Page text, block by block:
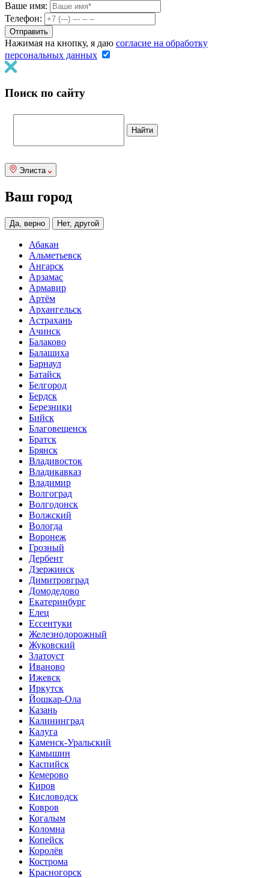
Ваше имя:
Телефон:
Нажимая на кнопку, я даю согласие на обработку
персональных данных
Поиск по сайту
Элиста
Ваш город
Да, верно Нет, другой
Абакан
Альметьевск
Ангарск
Арзамас
Армавир
Артём
Архангельск
Астрахань
Ачинск
Балаково
Балашиха
Барнаул
Батайск
Белгород
Бердск
Березники
Бийск
Благовещенск
Братск
Брянск
Владивосток
Владикавказ
Владимир
Волгоград
Волгодонск
Волжский
Вологда
Воронеж
Грозный
Дербент
Дзержинск
Димитровград
Домодедово
Екатеринбург
Елец
Ессентуки
Железнодорожный
Жуковский
Златоуст
Иваново
Ижевск
Иркутск
Йошкар-Ола
Казань
Калининград
Калуга
Каменск-Уральский
Камышин
Каспийск
Кемерово
Киров
Кисловодск
Ковров
Когалым
Коломна
Копейск
Королёв
Кострома
Красногорск